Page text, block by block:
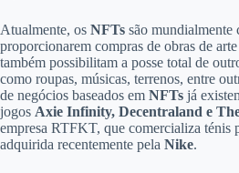
Atualmente, os NFTs são mundialmente
proporcionarem compras de obras de
também possibilitam a posse total de
como roupas, músicas, terrenos, entre
de negócios baseados em NFTs já
jogos Axie Infinity, Decentraland e
empresa RTFKT, que comercializa ténis
adquirida recentemente pela Nike.